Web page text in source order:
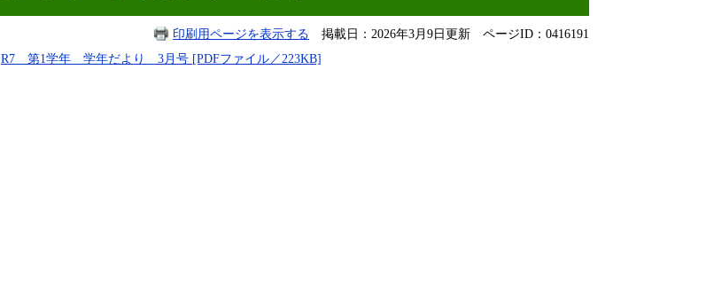
印刷用ページを表示する 掲載日：2026年3月9日更新 ページID：0416191
R7 第1学年 学年だより 3月号 [PDFファイル／223KB]